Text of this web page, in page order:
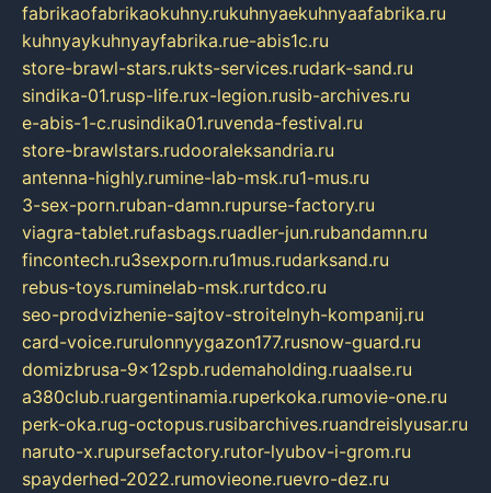
fabrikaofabrikaokuhny.rukuhnyaekuhnyaafabrika.ru
kuhnyaykuhnyayfabrika.rue-abis1c.ru
store-brawl-stars.rukts-services.rudark-sand.ru
sindika-01.rusp-life.rux-legion.rusib-archives.ru
e-abis-1-c.rusindika01.ruvenda-festival.ru
store-brawlstars.rudooraleksandria.ru
antenna-highly.rumine-lab-msk.ru1-mus.ru
3-sex-porn.ruban-damn.rupurse-factory.ru
viagra-tablet.rufasbags.ruadler-jun.rubandamn.ru
fincontech.ru3sexporn.ru1mus.rudarksand.ru
rebus-toys.ruminelab-msk.rurtdco.ru
seo-prodvizhenie-sajtov-stroitelnyh-kompanij.ru
card-voice.rurulonnyygazon177.rusnow-guard.ru
domizbrusa-9x12spb.rudemaholding.ruaalse.ru
a380club.ruargentinamia.ruperkoka.rumovie-one.ru
perk-oka.rug-octopus.rusibarchives.ruandreislyusar.ru
naruto-x.rupursefactory.rutor-lyubov-i-grom.ru
spayderhed-2022.rumovieone.ruevro-dez.ru